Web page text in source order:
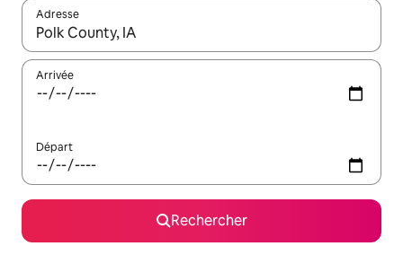
Adresse
Lorsque les résultats s'affichent, utilisez les flèches vers le
Arrivée
Départ
Rechercher